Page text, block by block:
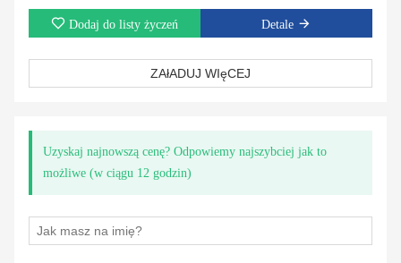
obiektów komercyjnych, ten nowoczesny downlight łączy
zaawansowaną technologię LED z eleganckim wzornictwem.
Dodaj do listy życzeń Detale
ZAłADUJ WIęCEJ
Uzyskaj najnowszą cenę? Odpowiemy najszybciej jak to
możliwe (w ciągu 12 godzin)